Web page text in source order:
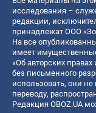
исследования –
редакции,
принадлежат ООО
На все
имеет
«Об авторских
без письменного
использовать, они
переводу,
Редакция OBOZ.UA